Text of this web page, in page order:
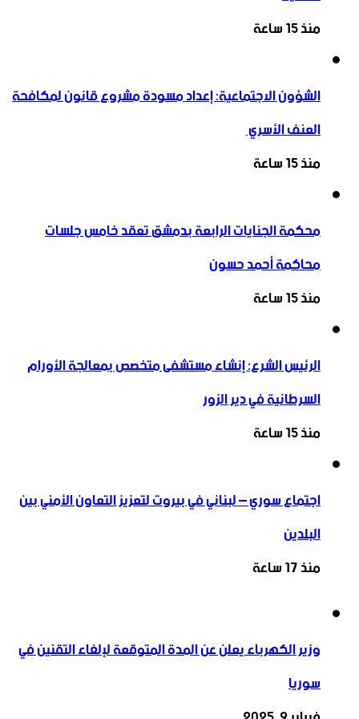
منذ 15 ساعة
الشؤون الاجتماعية: إعداد مسودة مشروع قانون لمكافحة
العنف الأسري ‏
منذ 15 ساعة
محكمة الجنايات الرابعة بدمشق تعقد خامس جلسات
محاكمة أحمد حسون
منذ 15 ساعة
الرئيس الشرع: إنشاء ‌‏مستشفى متخصص بمعالجة الأورام
السرطانية في دير الزور
منذ 15 ساعة
اجتماع سوري – لبناني في بيروت لتعزيز التعاون ‏الأمني ‏بين
البلدين
منذ 17 ساعة
وزير الكهرباء يعلن عن المدة المتوقعة لإلغاء التقنين في
سوريا